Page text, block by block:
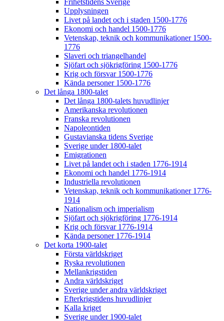
Frihetstidens Sverige
Upplysningen
Livet på landet och i staden 1500-1776
Ekonomi och handel 1500-1776
Vetenskap, teknik och kommunikationer 1500-
1776
Slaveri och triangelhandel
Sjöfart och sjökrigföring 1500-1776
Krig och försvar 1500-1776
Kända personer 1500-1776
Det långa 1800-talet
Det långa 1800-talets huvudlinjer
Amerikanska revolutionen
Franska revolutionen
Napoleontiden
Gustavianska tidens Sverige
Sverige under 1800-talet
Emigrationen
Livet på landet och i staden 1776-1914
Ekonomi och handel 1776-1914
Industriella revolutionen
Vetenskap, teknik och kommunikationer 1776-
1914
Nationalism och imperialism
Sjöfart och sjökrigföring 1776-1914
Krig och försvar 1776-1914
Kända personer 1776-1914
Det korta 1900-talet
Första världskriget
Ryska revolutionen
Mellankrigstiden
Andra världskriget
Sverige under andra världskriget
Efterkrigstidens huvudlinjer
Kalla kriget
Sverige under 1900-talet